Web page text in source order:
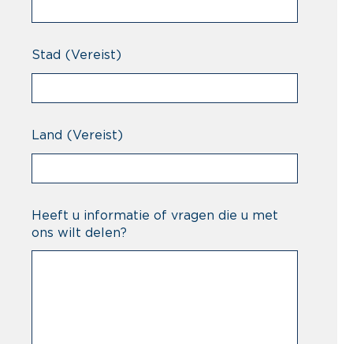
Stad (Vereist)
Land (Vereist)
Heeft u informatie of vragen die u met
ons wilt delen?